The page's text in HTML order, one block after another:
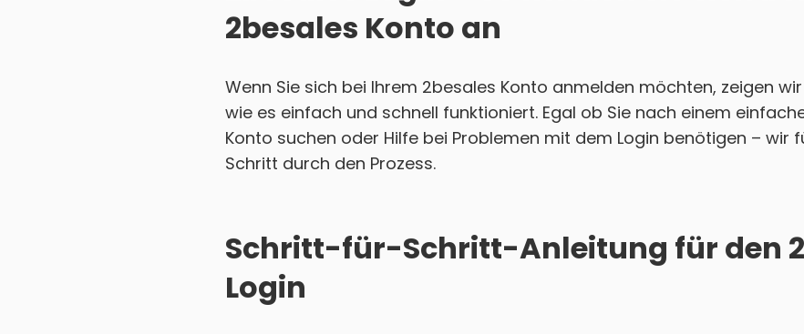
2besales Konto an
Wenn Sie sich bei Ihrem 2besales Konto anmelden möchten, zeigen
wie es einfach und schnell funktioniert. Egal ob Sie nach einem
Konto suchen oder Hilfe bei Problemen mit dem Login benötigen – wir
Schritt durch den Prozess.
Schritt-für-Schritt-Anleitung für den
Login